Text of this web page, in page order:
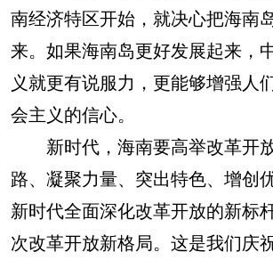
南经济特区开始，就决心把海南
来。如果海南岛更好发展起来，
义就更有说服力，更能够增强人
会主义的信心。
新时代，海南要高举改革开
路、凝聚力量、突出特色、增创
新时代全面深化改革开放的新标
次改革开放新格局。这是我们庆